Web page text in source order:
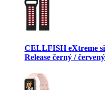
CELLFISH eXtreme
Release černý / červený